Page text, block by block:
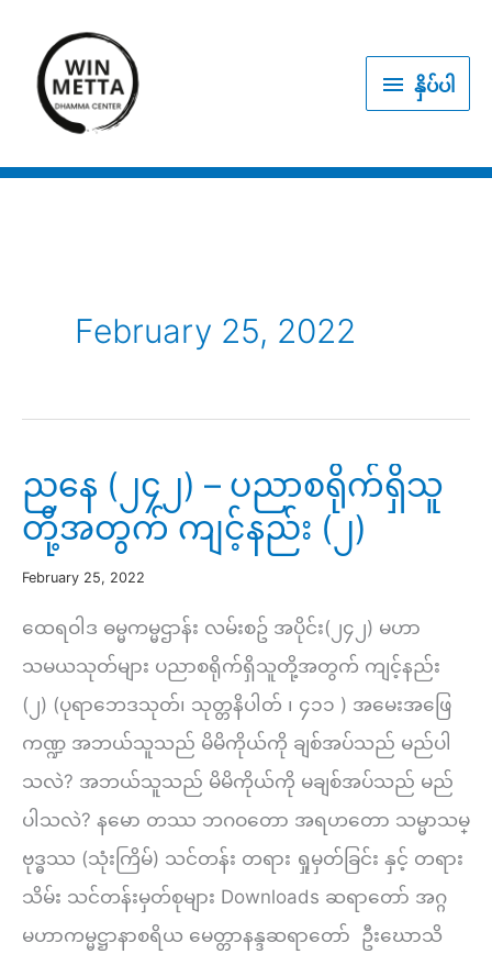
content
နှိပ် နှိပ်ပါ
February 25, 2022
ညနေ (၂၄၂) – ပညာစရိုက်ရှိသူ
တို့အတွက် ကျင့်နည်း (၂)
February 25, 2022
ထေရဝါဒ ဓမ္မကမ္မဌာန်း လမ်းစဥ် အပိုင်း(၂၄၂) မဟာ
သမယသုတ်များ ပညာစရိုက်ရှိသူတို့အတွက် ကျင့်နည်း
(၂) (ပုရာဘေဒသုတ်၊ သုတ္တနိပါတ် ၊ ၄၁၁ ) အမေးအဖြေ
ကဏ္ဍ အဘယ်သူသည် မိမိကိုယ်ကို ချစ်အပ်သည် မည်ပါ
သလဲ? အဘယ်သူသည် မိမိကိုယ်ကို မချစ်အပ်သည် မည်
ပါသလဲ? နမော တဿ ဘဂဝတော အရဟတော သမ္မာသမ္
ဗုဒ္ဓဿ (သုံးကြိမ်) သင်တန်း တရား ရှုမှတ်ခြင်း နှင့် တရား
သိမ်း သင်တန်းမှတ်စုများ Downloads ဆရာတော် အဂ္ဂ
မဟာကမ္မဋ္ဌာနာစရိယ မေတ္တာနန္ဒဆရာတော် ဦးဃောသိ